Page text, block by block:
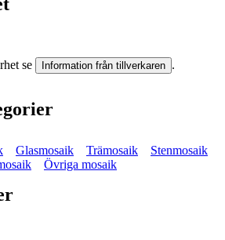
se Information från tillverkaren .
Glasmosaik Trämosaik
Stenmosaik
Övriga mosaik